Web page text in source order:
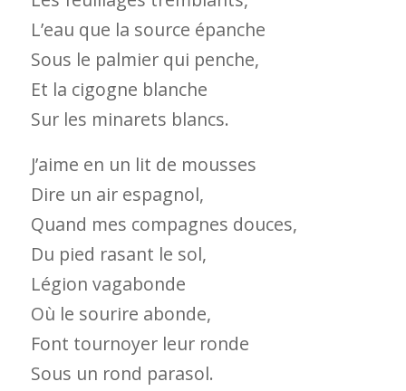
L’eau que la source épanche
Sous le palmier qui penche,
Et la cigogne blanche
Sur les minarets blancs.
J’aime en un lit de mousses
Dire un air espagnol,
Quand mes compagnes douces,
Du pied rasant le sol,
Légion vagabonde
Où le sourire abonde,
Font tournoyer leur ronde
Sous un rond parasol.